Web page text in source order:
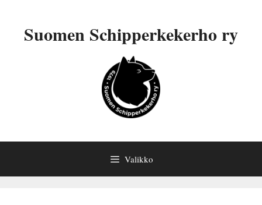
Suomen Schipperkekerho ry
Valikko